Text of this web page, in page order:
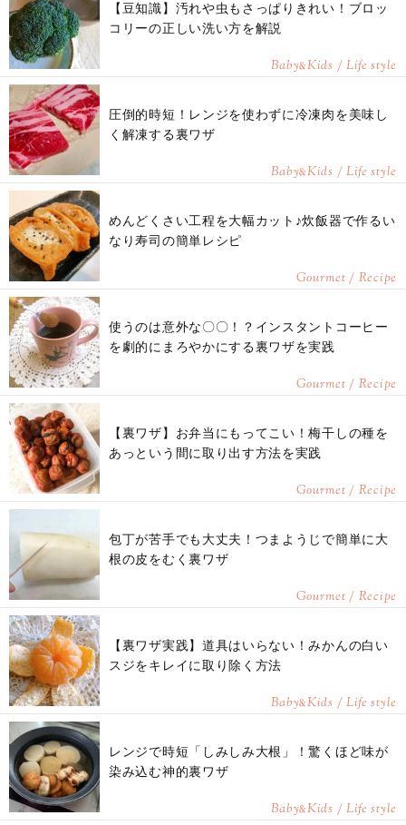
【豆知識】汚れや虫もさっぱりきれい！ブロッ
コリーの正しい洗い方を解説
Baby&Kids / Life style
圧倒的時短！レンジを使わずに冷凍肉を美味し
く解凍する裏ワザ
Baby&Kids / Life style
めんどくさい工程を大幅カット♪炊飯器で作るい
なり寿司の簡単レシピ
Gourmet / Recipe
使うのは意外な〇〇！？インスタントコーヒー
を劇的にまろやかにする裏ワザを実践
Gourmet / Recipe
【裏ワザ】お弁当にもってこい！梅干しの種を
あっという間に取り出す方法を実践
Gourmet / Recipe
包丁が苦手でも大丈夫！つまようじで簡単に大
根の皮をむく裏ワザ
Gourmet / Recipe
【裏ワザ実践】道具はいらない！みかんの白い
スジをキレイに取り除く方法
Baby&Kids / Life style
レンジで時短「しみしみ大根」！驚くほど味が
染み込む神的裏ワザ
Baby&Kids / Life style